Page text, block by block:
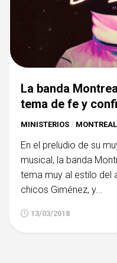
La banda
tema de fe y
MINISTERIOS / MONTREAL
En el preludio de su
musical, la banda
tema muy al estilo del
chicos Giménez, y...
13/03/2018